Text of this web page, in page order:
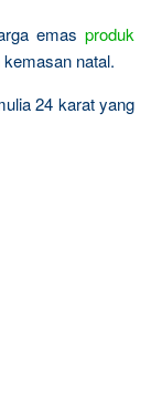
emas produk
natal.
24 karat yang